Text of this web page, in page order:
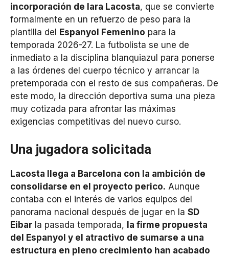
incorporación de Iara Lacosta, que se convierte
formalmente en un refuerzo de peso para la
plantilla del
Espanyol Femenino para la
temporada 2026-27. La futbolista se une de
inmediato a la disciplina blanquiazul para ponerse
a las órdenes del cuerpo técnico y arrancar la
pretemporada con el resto de sus compañeras. De
este modo, la dirección deportiva suma una pieza
muy cotizada para afrontar las máximas
exigencias competitivas del nuevo curso.
Una jugadora solicitada
Lacosta llega a Barcelona con la ambición de
consolidarse en el proyecto perico. Aunque
contaba con el interés de varios equipos del
panorama nacional después de jugar en la SD
Eibar la pasada temporada, la firme propuesta
del Espanyol y el atractivo de sumarse a una
estructura en pleno crecimiento han acabado